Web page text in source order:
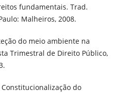
fundamentais. Trad.
Malheiros, 2008.
do meio ambiente na
Trimestral de Direito Público,
Constitucionalização do